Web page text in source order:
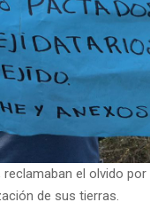
el olvido
de sus tierras.